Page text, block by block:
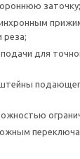
заточку;
реза;
для